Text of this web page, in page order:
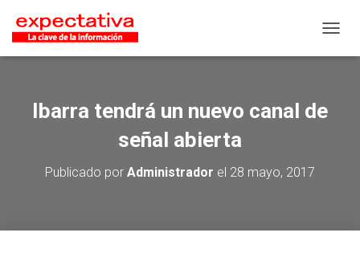
Ibarra tendrá un nuevo canal de
señal abierta
Publicado por Administrador el 28 mayo, 2017